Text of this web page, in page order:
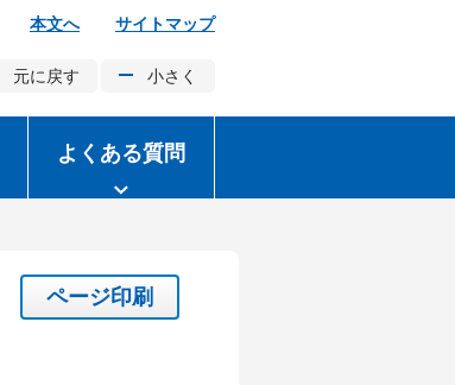
本文へ サイトマップ
元に戻す 小さく
よくある質問
ページ印刷